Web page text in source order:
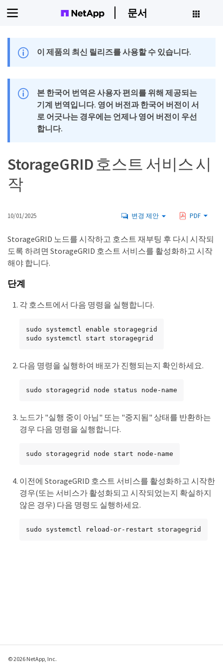
문서
이 제품의 최신 릴리즈를 사용할 수 있습니다.
본 한국어 번역은 사용자 편의를 위해 제공되는
기계 번역입니다. 영어 버전과 한국어 버전이 서
로 어긋나는 경우에는 언제나 영어 버전이 우선
합니다.
StorageGRID 호스트 서비스 시
작
10/01/2025 변경 제안 PDF
StorageGRID 노드를 시작하고 호스트 재부팅 후 다시 시작되
도록 하려면 StorageGRID 호스트 서비스를 활성화하고 시작
해야 합니다.
단계
각 호스트에서 다음 명령을 실행합니다.
sudo systemctl enable storagegrid
sudo systemctl start storagegrid
다음 명령을 실행하여 배포가 진행되는지 확인하세요.
sudo storagegrid node status node-name
노드가 "실행 중이 아님" 또는 "중지됨" 상태를 반환하는
경우 다음 명령을 실행합니다.
sudo storagegrid node start node-name
이전에 StorageGRID 호스트 서비스를 활성화하고 시작한
경우(또는 서비스가 활성화되고 시작되었는지 확실하지
않은 경우) 다음 명령도 실행하세요.
sudo systemctl reload-or-restart storagegrid
© 2026 NetApp, Inc.